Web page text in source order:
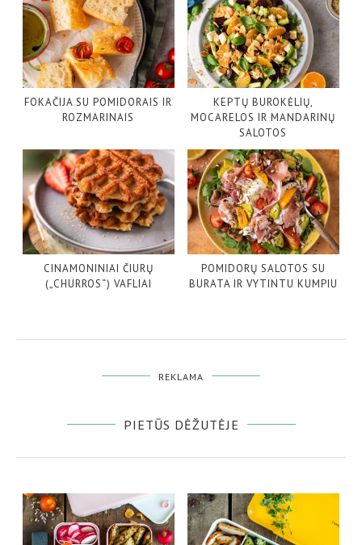
FOKAČIJA SU POMIDORAIS IR
ROZMARINAIS
KEPTŲ BUROKĖLIŲ,
MOCARELOS IR MANDARINŲ
SALOTOS
CINAMONINIAI ČIURŲ
(„CHURROS“) VAFLIAI
POMIDORŲ SALOTOS SU
BURATA IR VYTINTU KUMPIU
REKLAMA
PIETŪS DĖŽUTĖJE